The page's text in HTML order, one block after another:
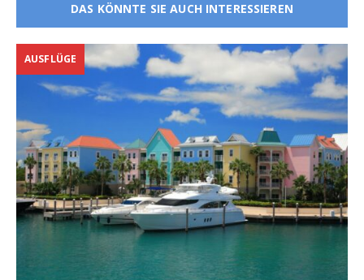
DAS KÖNNTE SIE AUCH INTERESSIEREN
AUSFLÜGE